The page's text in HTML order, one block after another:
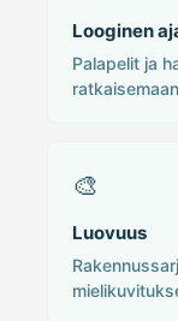
Looginen
Palapelit ja
🎨
Luovuus